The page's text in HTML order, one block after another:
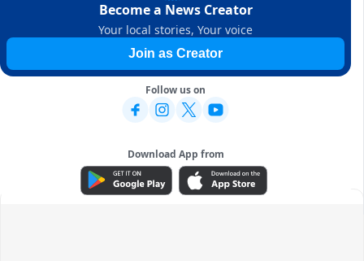
Become a News Creator
Your local stories, Your voice
Join as Creator
Follow us on
Download App from
ADVERTISEMENT